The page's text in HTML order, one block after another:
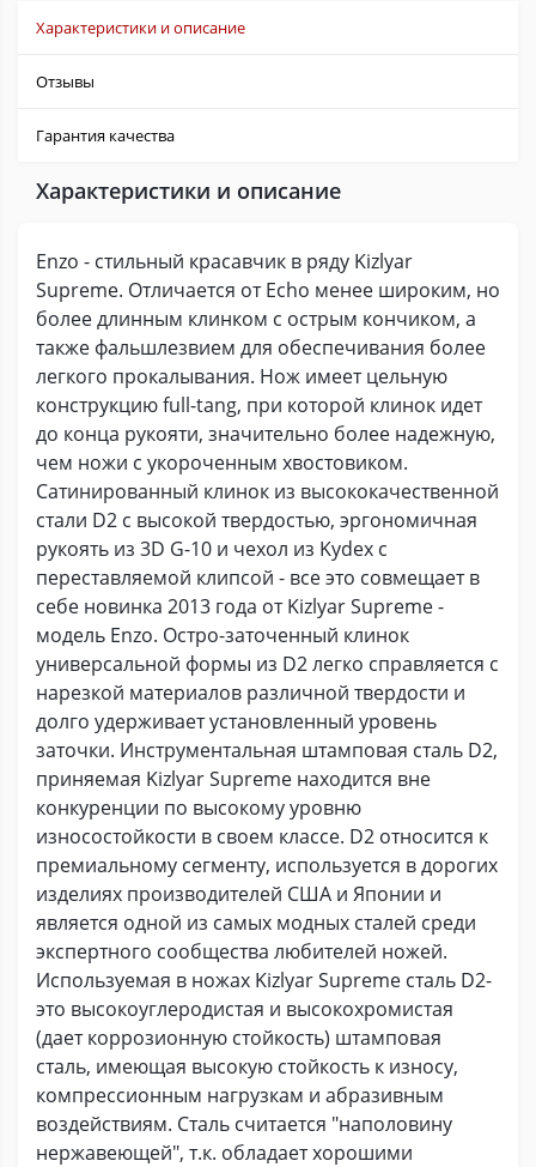
Характеристики и описание
Отзывы
Гарантия качества
Характеристики и описание
Enzo - стильный красавчик в ряду Kizlyar
Supreme. Отличается от Echo менее широким, но
более длинным клинком с острым кончиком, а
также фальшлезвием для обеспечивания более
легкого прокалывания. Нож имеет цельную
конструкцию full-tang, при которой клинок идет
до конца рукояти, значительно более надежную,
чем ножи с укороченным хвостовиком.
Сатинированный клинок из высококачественной
стали D2 с высокой твердостью, эргономичная
рукоять из 3D G-10 и чехол из Kydex с
переставляемой клипсой - все это совмещает в
себе новинка 2013 года от Kizlyar Supreme -
модель Enzo. Остро-заточенный клинок
универсальной формы из D2 легко справляется с
нарезкой материалов различной твердости и
долго удерживает установленный уровень
заточки. Инструментальная штамповая сталь D2,
приняемая Kizlyar Supreme находится вне
конкуренции по высокому уровню
износостойкости в своем классе. D2 относится к
премиальному сегменту, используется в дорогих
изделиях производителей США и Японии и
является одной из самых модных сталей среди
экспертного сообщества любителей ножей.
Используемая в ножах Kizlyar Supreme сталь D2-
это высокоуглеродистая и высокохромистая
(дает коррозионную стойкость) штамповая
сталь, имеющая высокую стойкость к износу,
компрессионным нагрузкам и абразивным
воздействиям. Сталь считается "наполовину
нержавеющей", т.к. обладает хорошими